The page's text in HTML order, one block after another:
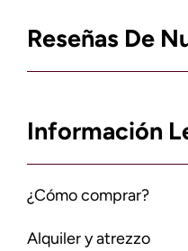
Reseñas De
Información
¿Cómo comprar?
Alquiler y atrezzo